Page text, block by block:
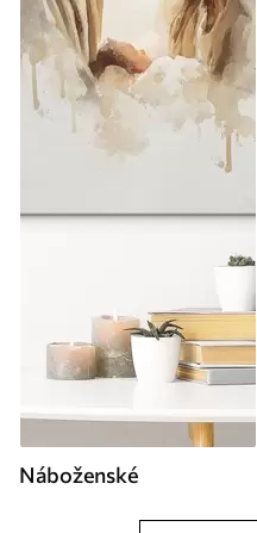
Náboženské